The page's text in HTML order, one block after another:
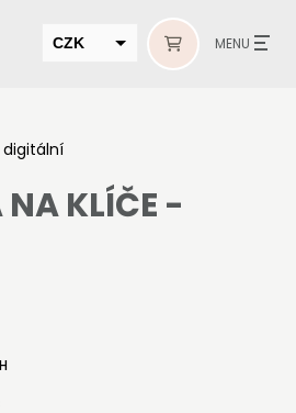
CZK MENU
KLÍČE -